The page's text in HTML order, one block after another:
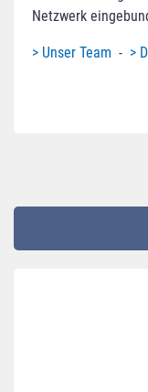
Netzwerk
> Unser Team - >